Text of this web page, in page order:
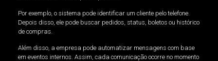
Por exemplo, o sistema pode identificar um cliente pelo telefone.
Depois disso, ele pode buscar pedidos, status, boletos ou histórico
de compras.
Além disso, a empresa pode automatizar mensagens com base
em eventos internos. Assim, cada comunicação ocorre no momento